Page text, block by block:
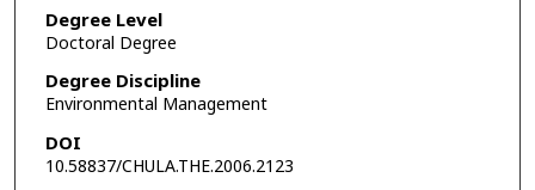
Degree Level
Doctoral Degree
Degree Discipline
Environmental Management
DOI
10.58837/CHULA.THE.2006.2123